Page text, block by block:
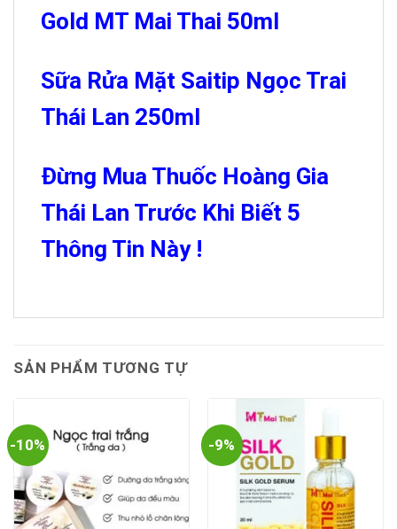
Gold MT Mai Thai 50ml
Sữa Rửa Mặt Saitip Ngọc Trai
Thái Lan 250ml
Đừng Mua Thuốc Hoàng Gia
Thái Lan Trước Khi Biết 5
Thông Tin Này !
SẢN PHẨM TƯƠNG TỰ
-10% -9%